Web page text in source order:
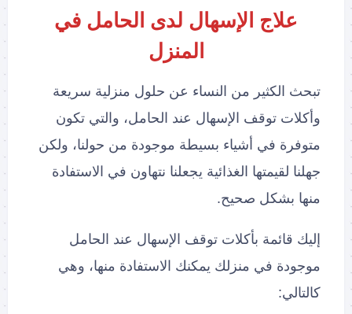
علاج الإسهال لدى الحامل في
المنزل
تبحث الكثير من النساء عن حلول منزلية سريعة
وأكلات توقف الإسهال عند الحامل، والتي تكون
متوفرة في أشياء بسيطة موجودة من حولنا، ولكن
جهلنا لقيمتها الغذائية يجعلنا نتهاون في الاستفادة
منها بشكل صحيح.
إليك قائمة بأكلات توقف الإسهال عند الحامل
موجودة في منزلك يمكنك الاستفادة منها، وهي
كالتالي: